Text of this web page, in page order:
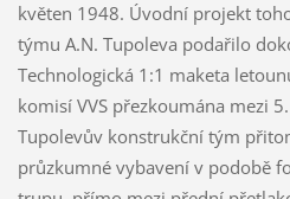
květen 1948. Úvodní projekt
týmu A.N. Tupoleva podařilo
Technologická 1:1 maketa
komisí VVS přezkoumána mezi
Tupolevův konstrukční tým
průzkumné vybavení v podobě